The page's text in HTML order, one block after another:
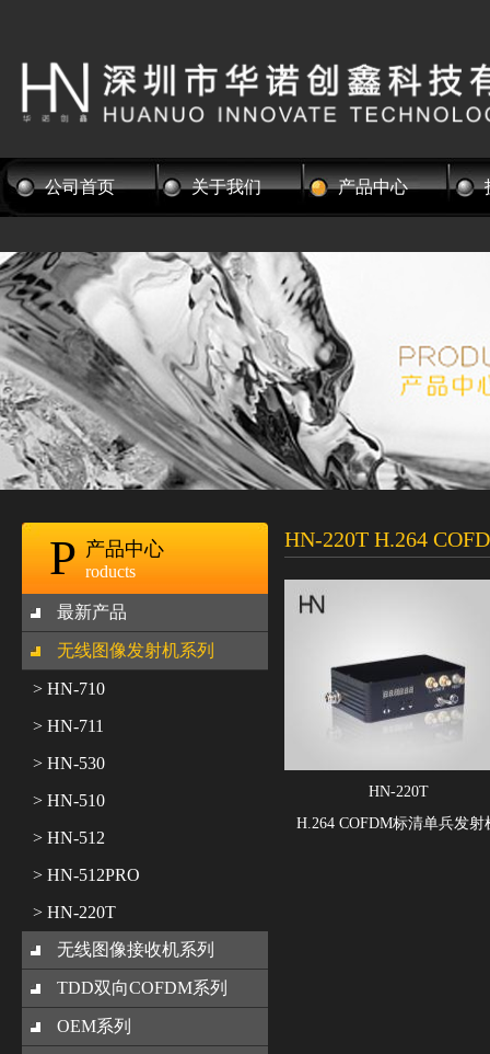
公司首页 关于我们 产品中心
P 产品中心
roducts
最新产品
无线图像发射机系列
> HN-710
> HN-711
> HN-530
> HN-510
> HN-512
> HN-512PRO
> HN-220T
无线图像接收机系列
TDD双向COFDM系列
OEM系列
HN-220T H.264
HN-220T
H.264 COFDM标清单兵发射